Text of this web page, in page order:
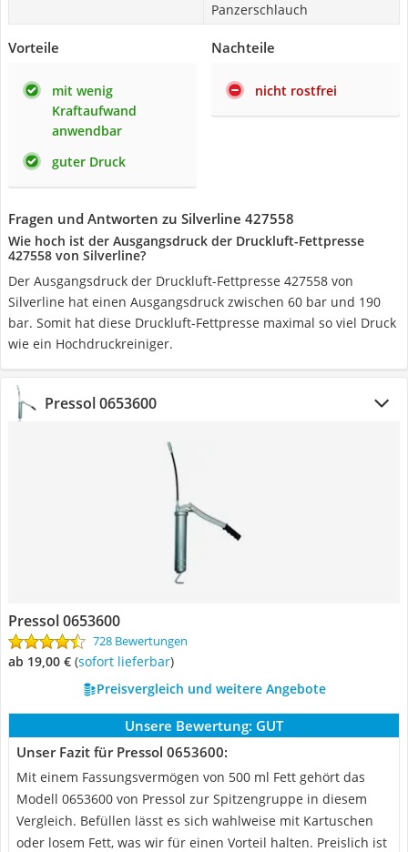
Panzerschlauch
Vorteile
mit wenig
Kraftaufwand
anwendbar
guter Druck
Nachteile
nicht rostfrei
Fragen und Antworten zu Silverline 427558
Wie hoch ist der Ausgangsdruck der Druckluft-Fettpresse
427558 von Silverline?
Der Ausgangsdruck der Druckluft-Fettpresse 427558 von
Silverline hat einen Ausgangsdruck zwischen 60 bar und 190
bar. Somit hat diese Druckluft-Fettpresse maximal so viel Druck
wie ein Hochdruckreiniger.
Pressol 0653600
Pressol 0653600
728 Bewertungen
ab 19,00 € ( Sofort lieferbar)
Preisvergleich und weitere Angebote
Unsere Bewertung: GUT
Unser Fazit für Pressol 0653600:
Mit einem Fassungsvermögen von 500 ml Fett gehört das
Modell 0653600 von Pressol zur Spitzengruppe in diesem
Vergleich. Befüllen lässt es sich wahlweise mit Kartuschen
oder losem Fett, was wir für einen Vorteil halten. Preislich ist